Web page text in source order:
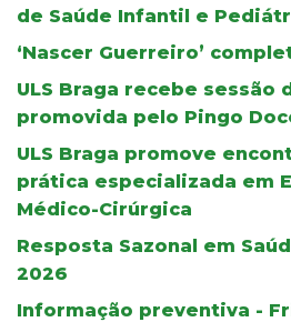
de Saúde Infantil e
‘Nascer Guerreiro’
ULS Braga recebe
promovida pelo Pingo
ULS Braga promove
prática especializada em
Médico-Cirúrgica
Resposta Sazonal em
2026
Informação preventiva -